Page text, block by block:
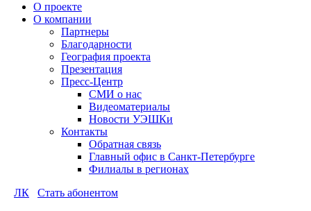
О проекте
О компании
Партнеры
Благодарности
География проекта
Презентация
Пресс-Центр
СМИ о нас
Видеоматериалы
Новости УЭШКи
Контакты
Обратная связь
Главный офис в Санкт-Петербурге
Филиалы в регионах
ЛК
Стать абонентом